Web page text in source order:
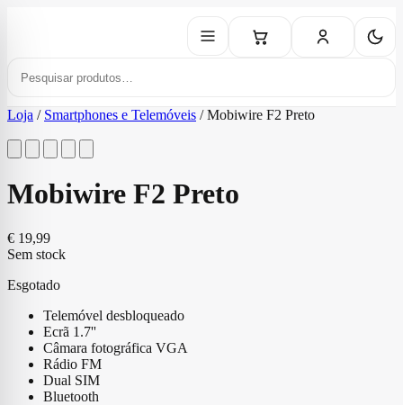
Loja / Smartphones e Telemóveis / Mobiwire F2 Preto
Mobiwire F2 Preto
€ 19,99
Sem stock
Esgotado
Telemóvel desbloqueado
Ecrã 1.7''
Câmara fotográfica VGA
Rádio FM
Dual SIM
Bluetooth